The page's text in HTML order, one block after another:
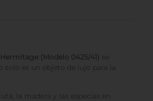
(Modelo 0425/41)
se
solo es un objeto de lujo para la
la madera y las especias en